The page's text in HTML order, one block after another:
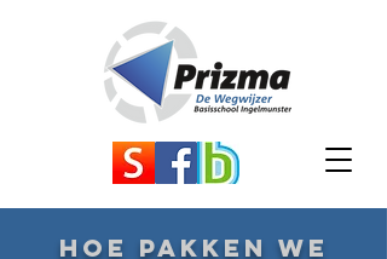
HOE PAKKEN WE